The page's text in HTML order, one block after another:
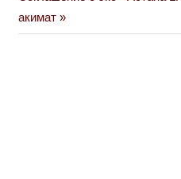
по
Post:
акимат